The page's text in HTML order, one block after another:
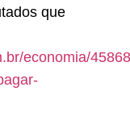
que
economia/